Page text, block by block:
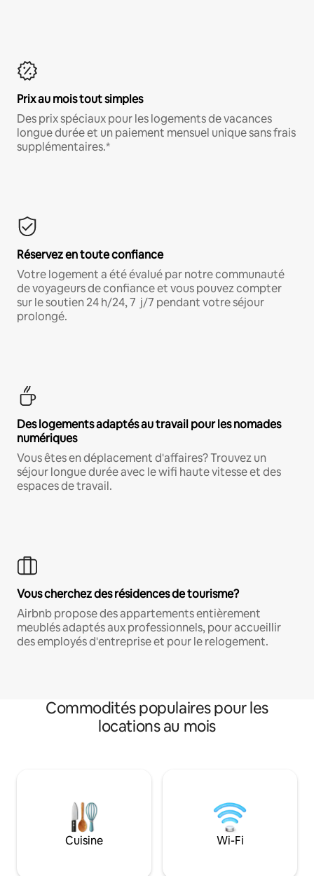
Prix au mois tout simples
Des prix spéciaux pour les logements de vacances
longue durée et un paiement mensuel unique sans frais
supplémentaires.*
Réservez en toute confiance
Votre logement a été évalué par notre communauté
de voyageurs de confiance et vous pouvez compter
sur le soutien 24 h/24, 7 j/7 pendant votre séjour
prolongé.
Des logements adaptés au travail pour les nomades
numériques
Vous êtes en déplacement d'affaires? Trouvez un
séjour longue durée avec le wifi haute vitesse et des
espaces de travail.
Vous cherchez des résidences de tourisme?
Airbnb propose des appartements entièrement
meublés adaptés aux professionnels, pour accueillir
des employés d'entreprise et pour le relogement.
Commodités populaires pour les
locations au mois
Cuisine Wi-Fi